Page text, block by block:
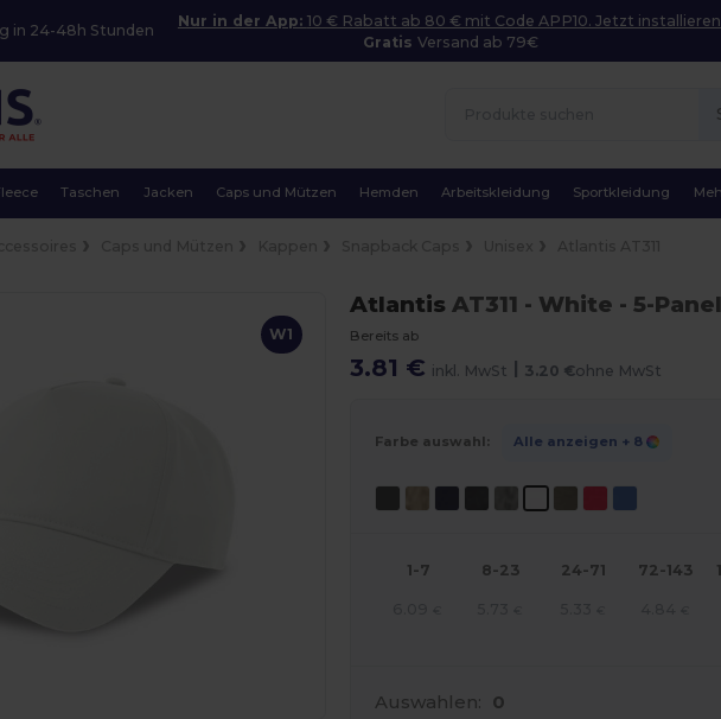
in 24-48h Stunden
Nur in der App: 10 € Rabatt ab 80 € mit Code APP10. Jetzt
GratisVersand ab 79€
Taschen Jacken Caps und Mützen Hemden Arbeitskleidung Sportkleidung
W1
Atlantis AT311 - White - 5-
Bereits ab
3.81 € inkl. MwSt | 3.20 €ohne MwSt
Farbe auswahl: Alle anzeigen + 8
1-7 8-23 24-71 72-143
Auswahlen: 0